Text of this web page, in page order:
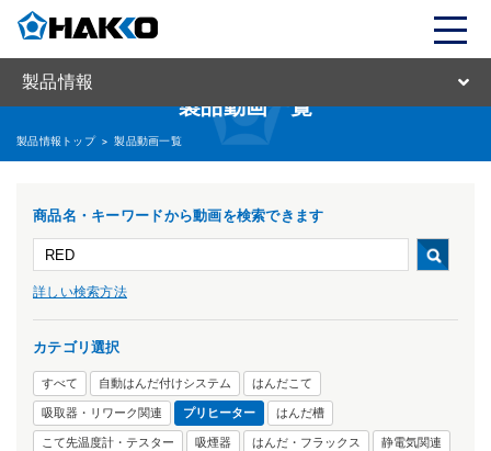
製品情報
製品動画一覧
製品情報トップ > 製品動画一覧
商品名・キーワードから動画を検索できます
詳しい検索方法
カテゴリ選択
すべて 自動はんだ付けシステム はんだこて
吸取器・リワーク関連 プリヒーター はんだ槽
こて先温度計・テスター 吸煙器 はんだ・フラックス 静電気関連